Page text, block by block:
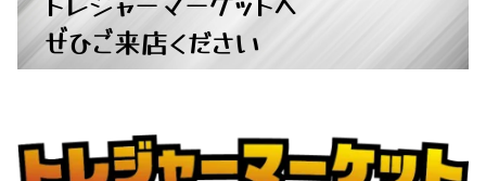
ぜひご来店ください